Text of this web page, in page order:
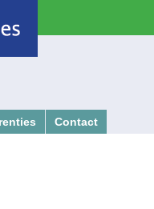
Contact